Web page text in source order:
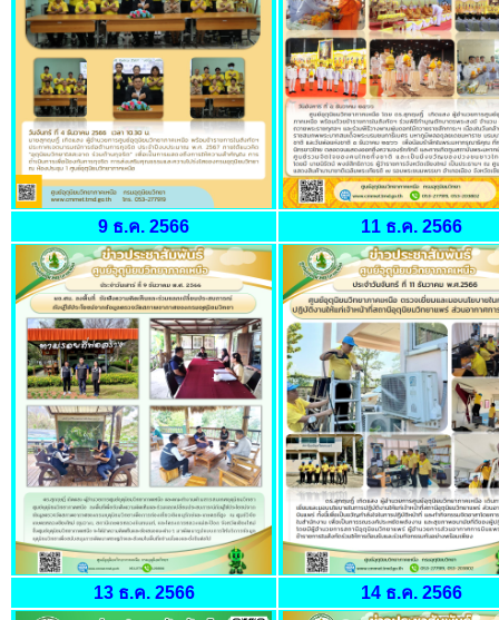
9 ธ.ค. 2566 11 ธ.ค. 2566
13 ธ.ค. 2566 14 ธ.ค. 2566